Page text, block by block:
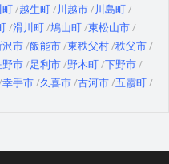
町 越生町 川越市 川島町
滑川町 鳩山町 東松山市
沢市 飯能市 東秩父村 秩父市
野市 足利市 野木町 下野市
幸手市 久喜市 古河市 五霞町